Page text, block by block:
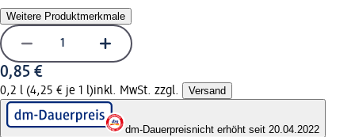
Weitere Produktmerkmale
0,85 €
0,2 l (4,25 € je 1 l)inkl. MwSt. zzgl. Versand
dm-Dauerpreisnicht erhöht seit 20.04.2022